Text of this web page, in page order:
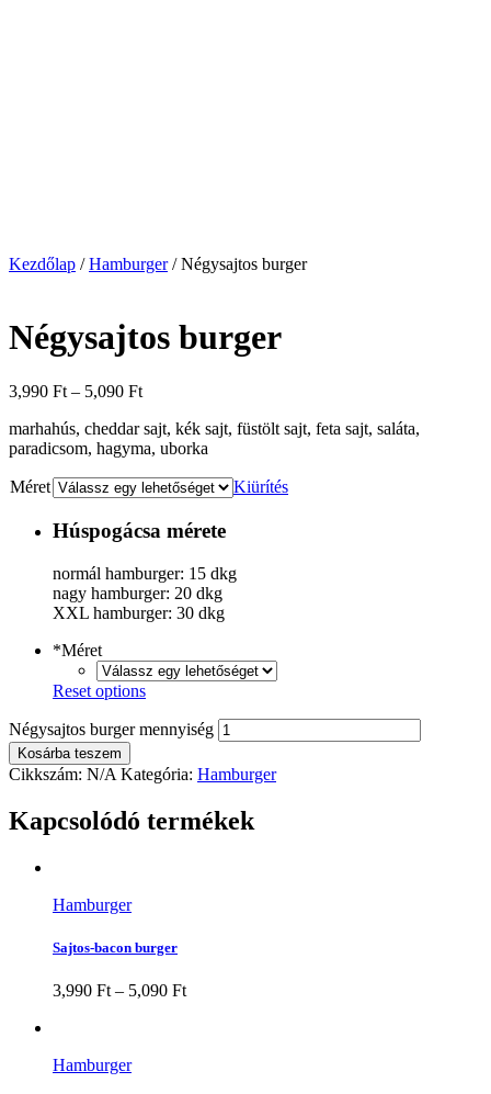
Kezdőlap /Hamburger/ Négysajtos burger
Négysajtos burger
3,990 Ft – 5,090 Ft
marhahús, cheddar sajt, kék sajt, füstölt sajt, feta sajt, saláta,
paradicsom, hagyma, uborka
Méret Kiürítés
Húspogácsa mérete
normál hamburger: 15 dkg
nagy hamburger: 20 dkg
XXL hamburger: 30 dkg
*Méret
Reset options
Négysajtos burger mennyiség
Kosárba teszem
Cikkszám: N/A Kategória: Hamburger
Kapcsolódó termékek
Hamburger
Sajtos-bacon burger
3,990 Ft – 5,090 Ft
Hamburger